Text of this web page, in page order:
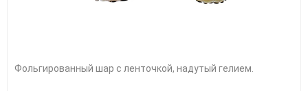
Фольгированный шар с ленточкой, надутый гелием.